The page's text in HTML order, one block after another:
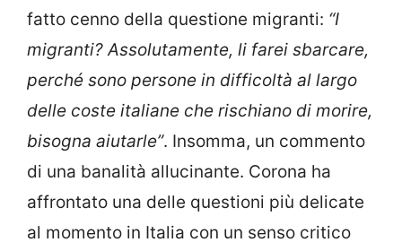
fatto cenno della questione migranti: “I
migranti? Assolutamente, li farei sbarcare,
perché sono persone in difficoltà al largo
delle coste italiane che rischiano di morire,
bisogna aiutarle”. Insomma, un commento
di una banalità allucinante. Corona ha
affrontato una delle questioni più delicate
al momento in Italia con un senso critico